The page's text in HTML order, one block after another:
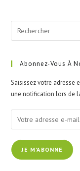
Abonnez-Vous À
Saisissez votre adresse
une notification lors de
JE M'ABONNE